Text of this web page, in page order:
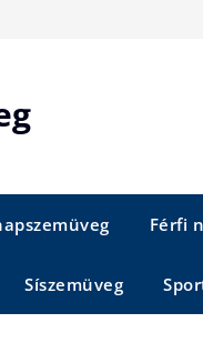
Férfi
Síszemüveg